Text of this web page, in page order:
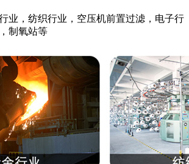
业，纺织行业，空压机前置过滤，电子行
制氧站等